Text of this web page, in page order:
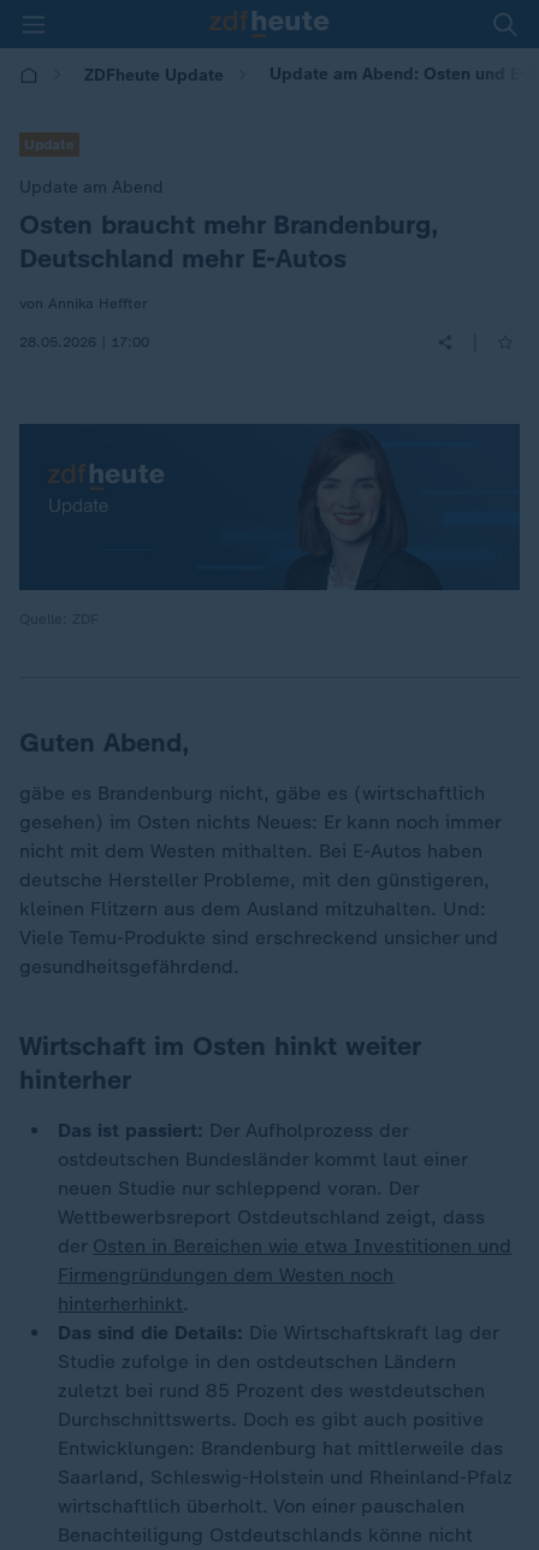
ZDFheute Update Update am Abend: Osten und E-
Update
Update am Abend
:
Osten braucht mehr Brandenburg,
Deutschland mehr E-Autos
von Annika Heffter
28.05.2026 | 17:00
Guten Abend,
gäbe es Brandenburg nicht, gäbe es (wirtschaftlich
gesehen) im Osten nichts Neues: Er kann noch immer
nicht mit dem Westen mithalten. Bei E-Autos haben
deutsche Hersteller Probleme, mit den günstigeren,
kleinen Flitzern aus dem Ausland mitzuhalten. Und:
Viele Temu-Produkte sind erschreckend unsicher und
gesundheitsgefährdend.
Wirtschaft im Osten hinkt weiter
hinterher
Das ist passiert: Der Aufholprozess der
ostdeutschen Bundesländer kommt laut einer
neuen Studie nur schleppend voran. Der
Wettbewerbsreport Ostdeutschland zeigt, dass
der Osten in Bereichen wie etwa Investitionen und
Firmengründungen dem Westen noch
hinterherhinkt.
Das sind die Details: Die Wirtschaftskraft lag der
Studie zufolge in den ostdeutschen Ländern
zuletzt bei rund 85 Prozent des westdeutschen
Durchschnittswerts. Doch es gibt auch positive
Entwicklungen: Brandenburg hat mittlerweile das
Saarland, Schleswig-Holstein und Rheinland-Pfalz
wirtschaftlich überholt. Von einer pauschalen
Benachteiligung Ostdeutschlands könne nicht